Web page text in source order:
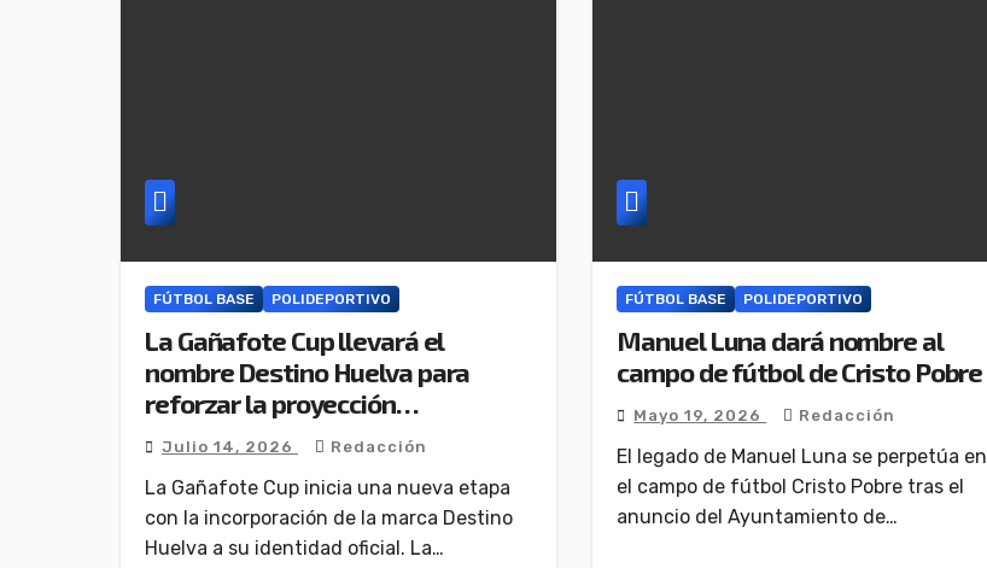
FÚTBOL BASE POLIDEPORTIVO
La Gañafote Cup llevará el
nombre Destino Huelva para
reforzar la proyección
internacional de la provincia
Julio 14, 2026 Redacción
La Gañafote Cup inicia una nueva etapa
con la incorporación de la marca Destino
Huelva a su identidad oficial. La…
FÚTBOL BASE POLIDEPORTIVO
Manuel Luna dará nombre al
campo de fútbol de Cristo Pobre
Mayo 19, 2026 Redacción
El legado de Manuel Luna se perpetúa en
el campo de fútbol Cristo Pobre tras el
anuncio del Ayuntamiento de…